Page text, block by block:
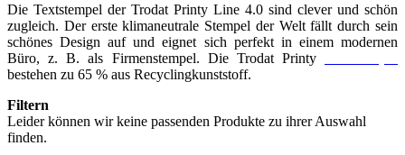
Die Textstempel der Trodat Printy Line 4.0 sind clever und schön
zugleich. Der erste klimaneutrale Stempel der Welt fällt durch sein
schönes Design auf und eignet sich perfekt in einem modernen
Büro, z. B. als Firmenstempel. Die Trodat Printy
bestehen zu 65 % aus Recyclingkunststoff.
Filtern
Leider können wir keine passenden Produkte zu ihrer Auswahl
finden.